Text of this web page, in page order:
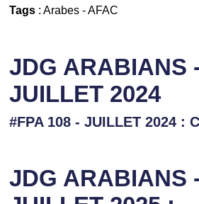
Tags: Arabes-AFAC
JDG ARABIANS
JUILLET 2024
#FPA 108 - JUILLET 2024 :
JDG ARABIANS